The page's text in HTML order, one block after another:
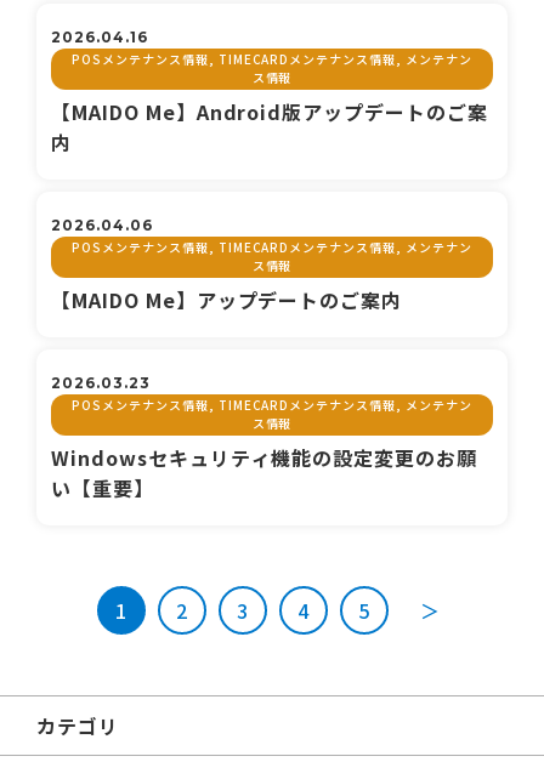
2026.04.16
POSメンテナンス情報, TIMECARDメンテナンス情報, メンテナン
ス情報
【MAIDO Me】Android版アップデートのご案
内
2026.04.06
POSメンテナンス情報, TIMECARDメンテナンス情報, メンテナン
ス情報
【MAIDO Me】アップデートのご案内
2026.03.23
POSメンテナンス情報, TIMECARDメンテナンス情報, メンテナン
ス情報
Windowsセキュリティ機能の設定変更のお願
い【重要】
1 2 3 4 5 ＞
カテゴリ